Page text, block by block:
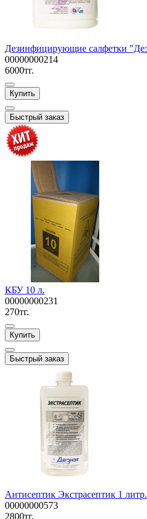
Дезинфицирующие салфетки
00000000214
6000тг.
Купить
Быстрый заказ
КБУ 10 л.
00000000231
270тг.
Купить
Быстрый заказ
Антисептик Экстрасептик 1 литр.
00000000573
2800тг.